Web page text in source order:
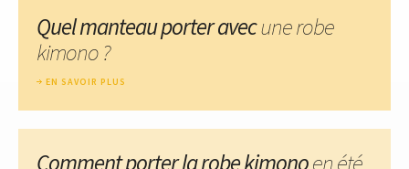
Quel manteau porter avecune robe
kimono ?
EN SAVOIR PLUS
Comment porter la robe kimonoen été